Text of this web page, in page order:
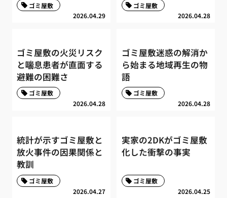
2026.04.29
ゴミ屋敷
2026.04.28
ゴミ屋敷
ゴミ屋敷の火災リスク
と喘息患者が直面する
避難の困難さ
2026.04.28
ゴミ屋敷
ゴミ屋敷迷惑の解消か
ら始まる地域再生の物
語
2026.04.28
ゴミ屋敷
統計が示すゴミ屋敷と
放火事件の因果関係と
教訓
2026.04.27
ゴミ屋敷
実家の2DKがゴミ屋敷
化した衝撃の事実
2026.04.25
ゴミ屋敷